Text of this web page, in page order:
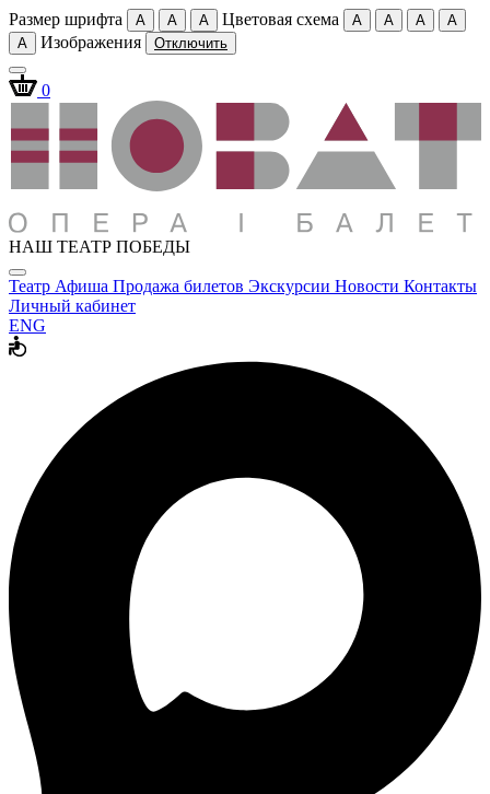
Размер шрифта A A A Цветовая схема A A A
A
A
Изображения Отключить
0
НАШ ТЕАТР ПОБЕДЫ
Театр Афиша Продажа билетов Экскурсии Новости Контакты
Личный кабинет
ENG